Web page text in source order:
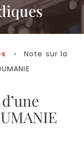
› Note sur la